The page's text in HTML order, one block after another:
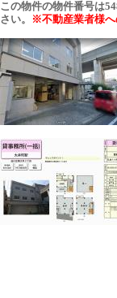
この物件の物件番号は
さい。
※不動産業者様へ